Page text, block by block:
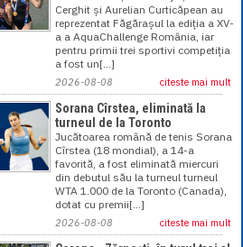
Cerghit și Aurelian Curticăpean au
reprezentat Făgărașul la ediția a XV-
a a AquaChallenge România, iar
pentru primii trei sportivi competiția
a fost un[...]
2026-08-08 citeste mai mult
Sorana Cîrstea, eliminată la
turneul de la Toronto
Jucătoarea română de tenis Sorana
Cîrstea (18 mondial), a 14-a
favorită, a fost eliminată miercuri
din debutul său la turneul turneul
WTA 1.000 de la Toronto (Canada),
dotat cu premii[...]
2026-08-08 citeste mai mult